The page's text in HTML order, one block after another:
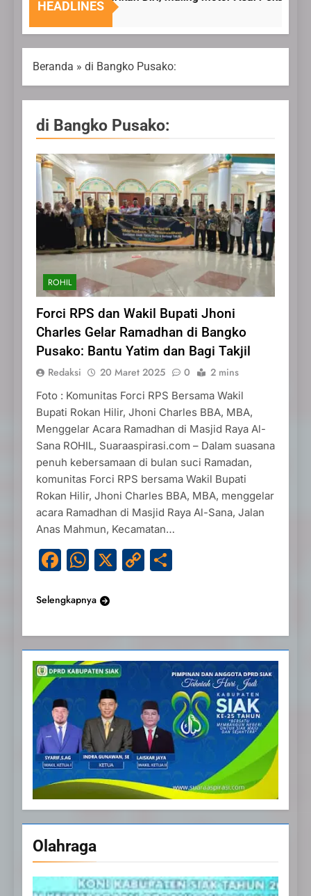
HEADLINES
6 Agustus 2026
Beranda » di Bangko Pusako:
Olahraga
di Bangko Pusako:
ROHIL
Forci RPS dan Wakil Bupati Jhoni
Charles Gelar Ramadhan di Bangko
Pusako: Bantu Yatim dan Bagi Takjil
Redaksi 20 Maret 2025 0 2 mins
Foto : Komunitas Forci RPS Bersama Wakil
Bupati Rokan Hilir, Jhoni Charles BBA, MBA,
Menggelar Acara Ramadhan di Masjid Raya Al-
Sana ROHIL, Suaraaspirasi.com – Dalam suasana
penuh kebersamaan di bulan suci Ramadan,
komunitas Forci RPS bersama Wakil Bupati
Rokan Hilir, Jhoni Charles BBA, MBA, menggelar
acara Ramadhan di Masjid Raya Al-Sana, Jalan
Anas Mahmun, Kecamatan…
Facebook
WhatsApp
X
Copy
Selengkapnya